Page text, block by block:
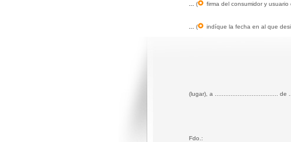
( firma del consumidor y
( indíque la fecha en al que
(lugar), a .................................... de
Fdo.: